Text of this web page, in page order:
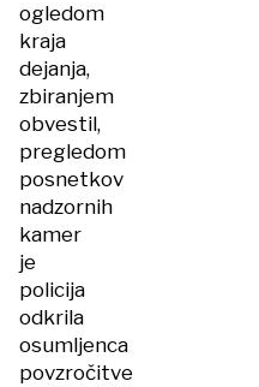
ogledom
kraja
dejanja,
zbiranjem
obvestil,
pregledom
posnetkov
nadzornih
kamer
je
policija
odkrila
osumljenca
povzročitve